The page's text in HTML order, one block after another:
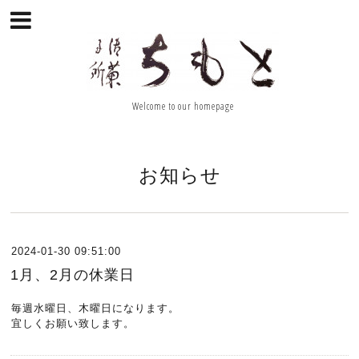
Welcome to our homepage
お知らせ
2024-01-30 09:51:00
1月、2月の休業日
毎週水曜日、木曜日になります。
宜しくお願い致します。